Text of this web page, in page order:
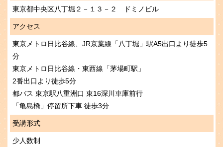
東京都中央区八丁堀２－１３－２ ドミノビル
アクセス
東京メトロ日比谷線、JR京葉線「八丁堀」駅A5出口より徒歩5
分
東京メトロ日比谷線・東西線「茅場町駅」
2番出口より徒歩5分
都バス 東京駅八重洲口 東16深川車庫前行
「亀島橋」停留所下車 徒歩3分
受講形式
少人数制